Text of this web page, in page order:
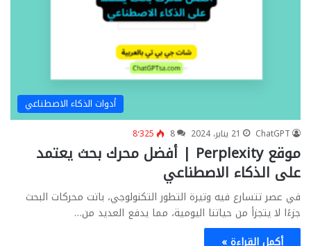
أدوات الذكاء الاصطناعي
ChatGPT 21 يناير، 2024 8 8٬325
‏موقع ‏Perplexity | أفضل محرك بحث يعتمد
على الذكاء الاصطناعي
في عصر تتسارع فيه وتيرة التطور التكنولوجي، باتت محركات البحث
جزءًا لا يتجزأ من حياتنا اليومية، مما يدفع العديد من…
أكمل القراءة »